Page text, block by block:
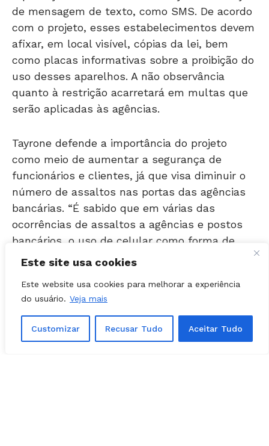
Este site usa cookies
Este website usa cookies para melhorar a experiência
do usuário. Veja mais
Customizar Recusar Tudo Aceitar Tudo
com o projeto, esses estabelecimentos devem
afixar, em local visível, cópias da lei, bem
como placas informativas sobre a proibição do
uso desses aparelhos. A não observância
quanto à restrição acarretará em multas que
serão aplicadas às agências.
como meio de aumentar a segurança de
funcionários e clientes, já que visa diminuir o
número de assaltos nas portas das agências
bancárias. “É sabido que em várias das
ocorrências de assaltos a agências e postos
bancários, o uso de celular como forma de
comunicação entre os assaltantes é uma
Encontrou um erro de digitação? Selecione-o
e pressione Ctrl + Enter